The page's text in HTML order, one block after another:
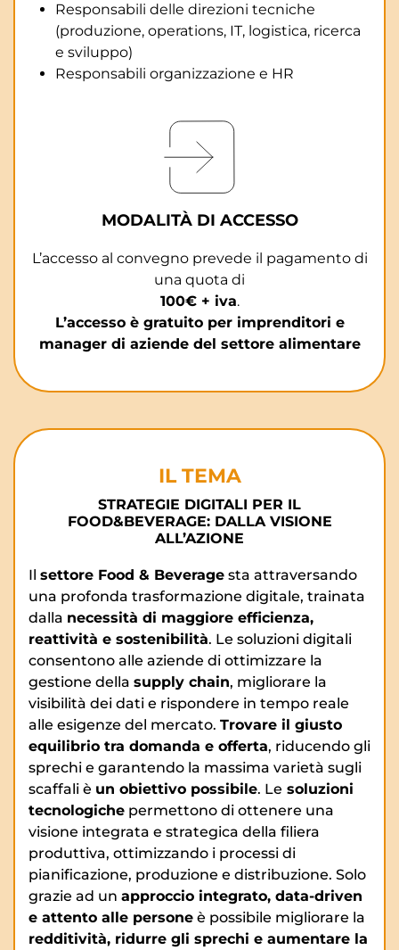
Responsabili delle direzioni tecniche
(produzione, operations, IT, logistica, ricerca
e sviluppo)
Responsabili organizzazione e HR
MODALITÀ DI ACCESSO
L’accesso al convegno prevede il pagamento di
una quota di
100€ + iva.
L’accesso è gratuito per imprenditori e
manager di aziende del settore alimentare
IL TEMA
STRATEGIE DIGITALI PER IL
FOOD&BEVERAGE: DALLA VISIONE
ALL’AZIONE
Il settore Food & Beverage sta attraversando
una profonda trasformazione digitale, trainata
dalla necessità di maggiore efficienza,
reattività e sostenibilità. Le soluzioni digitali
consentono alle aziende di ottimizzare la
gestione della supply chain, migliorare la
visibilità dei dati e rispondere in tempo reale
alle esigenze del mercato. Trovare il giusto
equilibrio tra domanda e offerta, riducendo gli
sprechi e garantendo la massima varietà sugli
scaffali è un obiettivo possibile. Le soluzioni
tecnologiche permettono di ottenere una
visione integrata e strategica della filiera
produttiva, ottimizzando i processi di
pianificazione, produzione e distribuzione. Solo
grazie ad un approccio integrato, data-driven
e attento alle persone è possibile migliorare la
redditività, ridurre gli sprechi e aumentare la